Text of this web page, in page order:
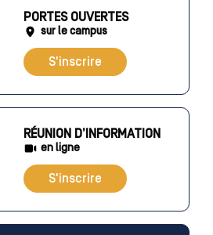
PORTES OUVERTES
sur le campus
S'inscrire
RÉUNION D’INFORMATION
en ligne
S'inscrire